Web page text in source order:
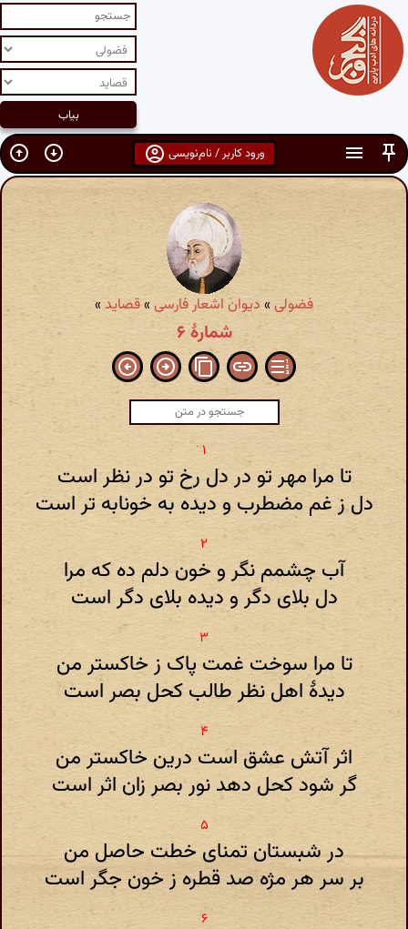
ورود کاربر / نام‌نویسی
فضولی» دیوان اشعار فارسی »قصاید»
شمارهٔ ۶
تا مرا مهر تو در دل رخ تو در نظر است
دل ز غم مضطرب و دیده به خونابه تر است
آب چشمم نگر و خون دلم ده که مرا
دل بلای دگر و دیده بلای دگر است
تا مرا سوخت غمت پاک ز خاکستر من
دیدهٔ اهل نظر طالب کحل بصر است
اثر آتش عشق است درین خاکستر من
گر شود کحل دهد نور بصر زان اثر است
در شبستان تمنای خطت حاصل من
بر سر هر مژه صد قطره ز خون جگر است